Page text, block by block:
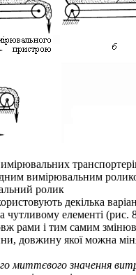
вимірювальним
ролик
декілька
чутливому елементі (рис.
рами і тим самим
довжину якої можна
миттєвого значення